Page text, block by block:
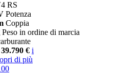
RS
Potenza
Coppia
Peso in ordine di marcia
€ i
di più